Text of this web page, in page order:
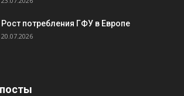
Рост потребления ГФУ в Европе
20.07.2026